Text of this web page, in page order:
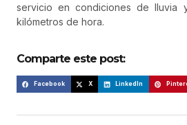
servicio en condiciones de lluvia
kilómetros de hora.
Comparte este post:
Facebook X LinkedIn